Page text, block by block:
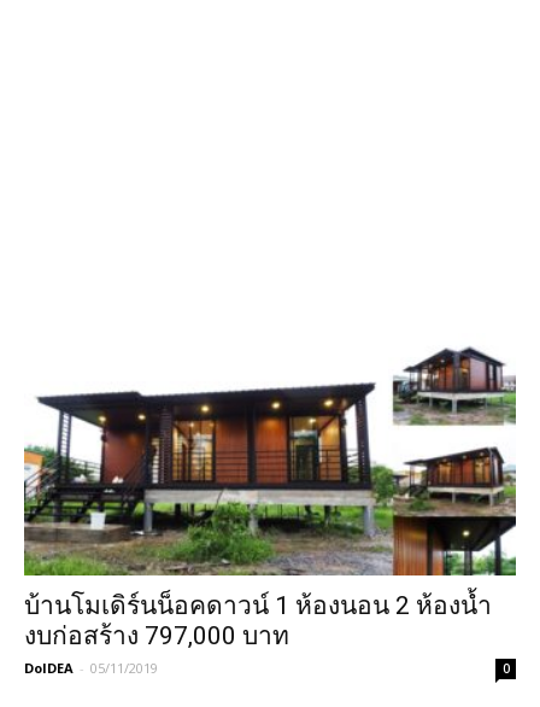
บ้านโมเดิร์นน็อคดาวน์ 1 ห้องนอน 2 ห้องน้ำ
งบก่อสร้าง 797,000 บาท
DoIDEA - 05/11/2019 0